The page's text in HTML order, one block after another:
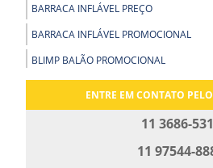
BARRACA INFLÁVEL PREÇO
BARRACA INFLÁVEL PROMOCIONAL
BLIMP BALÃO PROMOCIONAL
BOLA GIGANTE INFLÁVEL
ENTRE EM CONTATO
11 3686-
11 97544-